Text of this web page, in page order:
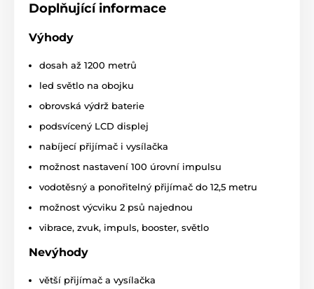
pod vaše prsty, proto není problém
připnout na opasek.
nebo svíticí obojek jsou obrovskou výhodou pro
výcvik v hroších světelných podmínkách
Doplňující informace
Výhody
dosah až 1200 metrů
led světlo na obojku
obrovská výdrž baterie
podsvícený LCD displej
nabíjecí přijímač i vysílačka
možnost nastavení 100 úrovní impulsu
vodotěsný a ponořitelný přijímač do 12,5 metru
možnost výcviku 2 psů najednou
vibrace, zvuk, impuls, booster, světlo
Nevýhody
větší přijímač a vysílačka